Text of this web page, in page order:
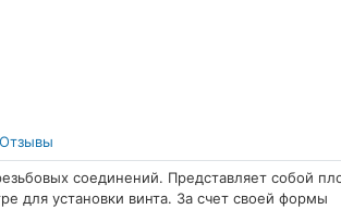
Отзывы
соединений. Представляет собой
для установки винта. За счет своей формы